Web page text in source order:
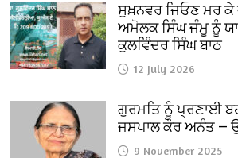
ਸੁਖ਼ਨਵਰ ਜਿਓਣ ਮਰ ਕੇ
ਅਮੋਲਕ ਸਿੰਘ ਜੰਮੂ ਨੂੰ
ਕੁਲਵਿੰਦਰ ਸਿੰਘ ਬਾਠ
12 July 2026
ਗੁਰਮਤਿ ਨੂੰ ਪ੍ਰਣਾਈ
ਜਸਪਾਲ ਕੌਰ ਅਨੰਤ —
9 November 2025